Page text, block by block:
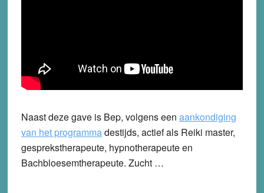
Naast deze gave is Bep, volgens een aankondiging
van het programmadestijds, actief als Reiki master,
gesprekstherapeute, hypnotherapeute en
Bachbloesemtherapeute. Zucht …